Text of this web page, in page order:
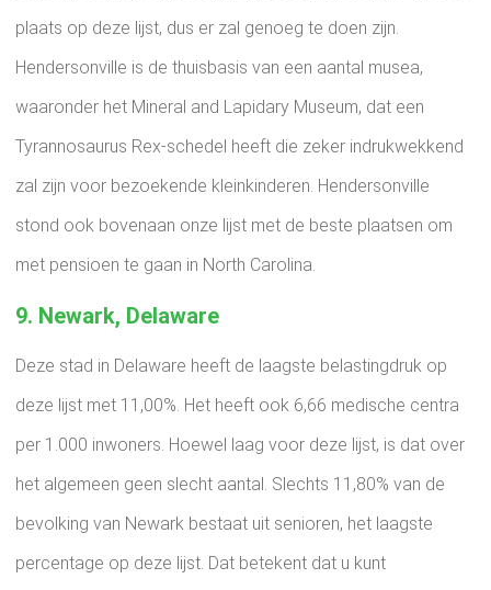
plaats op deze lijst, dus er zal genoeg te doen zijn.
Hendersonville is de thuisbasis van een aantal musea,
waaronder het Mineral and Lapidary Museum, dat een
Tyrannosaurus Rex-schedel heeft die zeker indrukwekkend
zal zijn voor bezoekende kleinkinderen. Hendersonville
stond ook bovenaan onze lijst met de beste plaatsen om
met pensioen te gaan in North Carolina.
9. Newark, Delaware
Deze stad in Delaware heeft de laagste belastingdruk op
deze lijst met 11,00%. Het heeft ook 6,66 medische centra
per 1.000 inwoners. Hoewel laag voor deze lijst, is dat over
het algemeen geen slecht aantal. Slechts 11,80% van de
bevolking van Newark bestaat uit senioren, het laagste
percentage op deze lijst. Dat betekent dat u kunt